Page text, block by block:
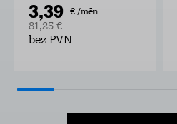
3,39 € /mēn.
81,25 €
bez PVN